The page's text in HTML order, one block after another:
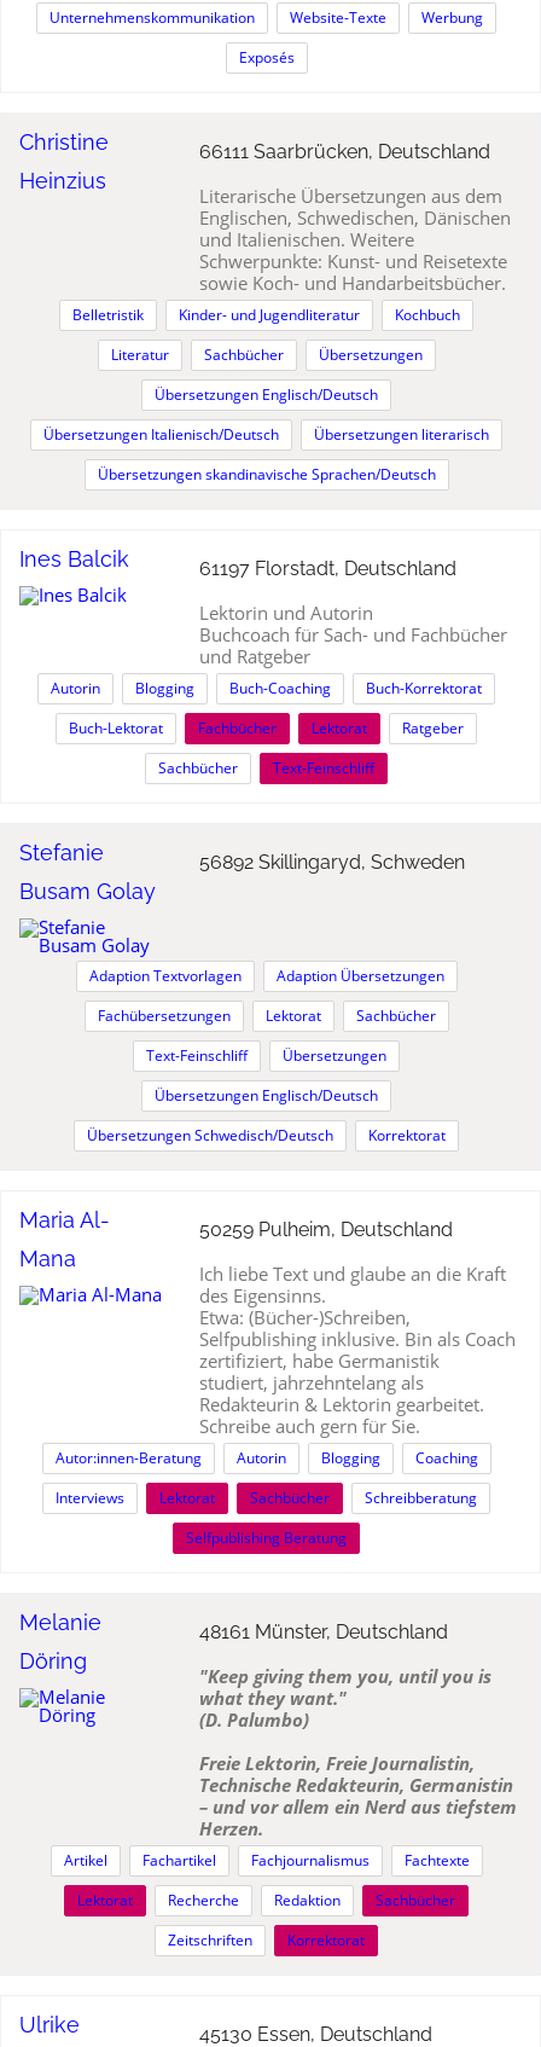
Unternehmenskommunikation Website-Texte
Werbung
Exposés
Christine
Heinzius
66111 Saarbrücken, Deutschland
Literarische Übersetzungen aus dem
Englischen, Schwedischen, Dänischen
und Italienischen. Weitere
Schwerpunkte: Kunst- und Reisetexte
sowie Koch- und Handarbeitsbücher.
Belletristik Kinder- und Jugendliteratur
Kochbuch
Literatur
Sachbücher
Übersetzungen
Übersetzungen Englisch/Deutsch
Übersetzungen Italienisch/Deutsch
Übersetzungen literarisch
Übersetzungen skandinavische Sprachen/Deutsch
Ines Balcik 61197 Florstadt, Deutschland
Lektorin und Autorin
Buchcoach für Sach- und Fachbücher
und Ratgeber
Autorin Blogging Buch-Coaching
Buch-Korrektorat
Buch-Lektorat
Fachbücher Lektorat
Ratgeber
Sachbücher
Text-Feinschliff
Stefanie
Busam Golay
56892 Skillingaryd, Schweden
Adaption Textvorlagen
Adaption Übersetzungen
Fachübersetzungen
Lektorat
Sachbücher
Text-Feinschliff
Übersetzungen
Übersetzungen Englisch/Deutsch
Übersetzungen Schwedisch/Deutsch
Korrektorat
Maria Al-
Mana
50259 Pulheim, Deutschland
Ich liebe Text und glaube an die Kraft
des Eigensinns.
Etwa: (Bücher-)Schreiben,
Selfpublishing inklusive. Bin als Coach
zertifiziert, habe Germanistik
studiert, jahrzehntelang als
Redakteurin & Lektorin gearbeitet.
Schreibe auch gern für Sie.
Autor:innen-Beratung Autorin Blogging
Coaching
Interviews
Lektorat Sachbücher
Schreibberatung
Selfpublishing Beratung
Melanie
Döring
48161 Münster, Deutschland
"Keep giving them you, until you is
what they want."
(D. Palumbo)
Freie Lektorin, Freie Journalistin,
Technische Redakteurin, Germanistin
– und vor allem ein Nerd aus tiefstem
Herzen.
Artikel Fachartikel Fachjournalismus
Fachtexte
Lektorat
Recherche Redaktion
Sachbücher
Zeitschriften
Korrektorat
Ulrike
45130 Essen, Deutschland